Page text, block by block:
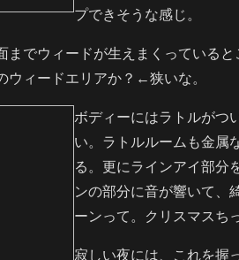
プできそうな感じ。
までウィードが生えまくっている
ウィードエリアか？←狭いな。
ボディーにはラトルがつ
い。ラトルルームも金属
る。更にラインアイ部分
ンの部分に音が響いて、
ーンって。クリスマスち
寂しい夜には、これを握